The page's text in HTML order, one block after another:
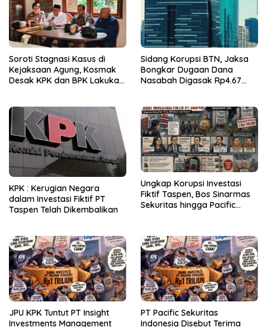
Soroti Stagnasi Kasus di
Kejaksaan Agung, Kosmak
Desak KPK dan BPK Lakukan
Sidang Korupsi BTN, Jaksa
Bongkar Dugaan Dana
Nasabah Digasak Rp4.67
KPK : Kerugian Negara
dalam Investasi Fiktif PT
Taspen Telah Dikembalikan
Ungkap Korupsi Investasi
Fiktif Taspen, Bos Sinarmas
Sekuritas hingga Pacific
JPU KPK Tuntut PT Insight
Investments Management
PT Pacific Sekuritas
Indonesia Disebut Terima